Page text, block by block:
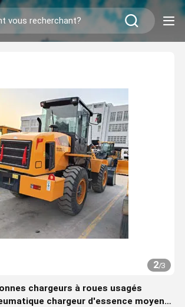
2/3
chargeurs à roues usagés
chargeur d'essence moyen